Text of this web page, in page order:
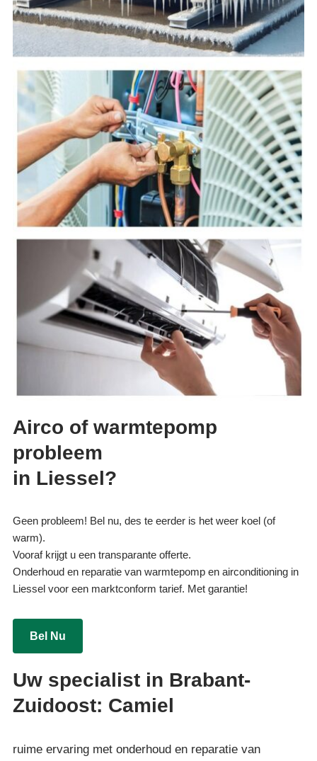
Airco of warmtepomp
probleem
in Liessel?
Geen probleem! Bel nu, des te eerder is het weer koel (of
warm).
Vooraf krijgt u een transparante offerte.
Onderhoud en reparatie van warmtepomp en airconditioning in
Liessel voor een marktconform tarief. Met garantie!
Bel Nu
Uw specialist in Brabant-
Zuidoost: Camiel
ruime ervaring met onderhoud en reparatie van